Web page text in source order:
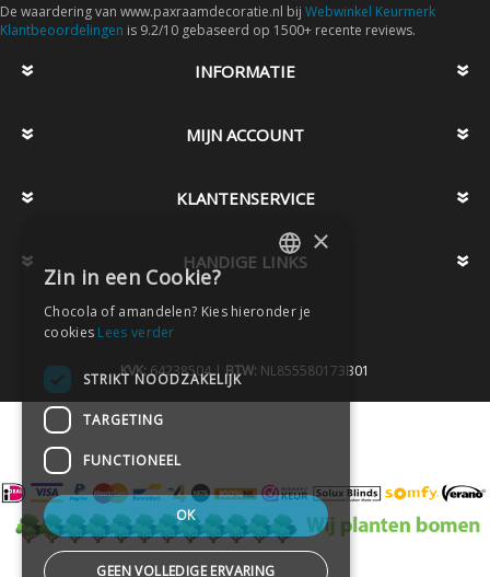
De waardering van www.paxraamdecoratie.nl bij Webwinkel Keurmerk
Klantbeoordelingen is 9.2/10 gebaseerd op 1500+ recente reviews.
INFORMATIE
MIJN ACCOUNT
KLANTENSERVICE
HANDIGE LINKS
KVK:64238504 | BTW: NL855580173B01
DUTCH
×
Zin in een Cookie?
Chocola of amandelen? Kies hieronder je
cookies Lees verder
STRIKT NOODZAKELIJK
TARGETING
FUNCTIONEEL
OK
GEEN VOLLEDIGE ERVARING